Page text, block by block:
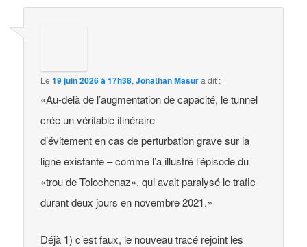
Le19 juin 2026 à 17h38,Jonathan Masur a dit :
«Au-delà de l’augmentation de capacité, le tunnel
crée un véritable itinéraire
d’évitement en cas de perturbation grave sur la
ligne existante – comme l’a illustré l’épisode du
«trou de Tolochenaz», qui avait paralysé le trafic
durant deux jours en novembre 2021.»
Déjà 1) c’est faux, le nouveau tracé rejoint les